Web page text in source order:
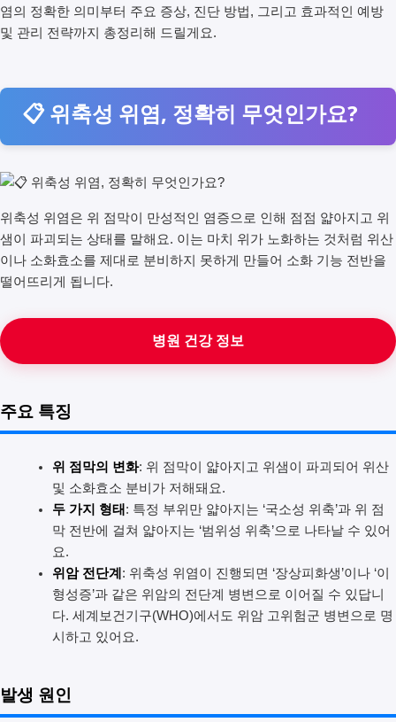
염의 정확한 의미부터 주요 증상, 진단 방법, 그리고 효과적인 예방
및 관리 전략까지 총정리해 드릴게요.
📋 위축성 위염, 정확히 무엇인가요?
위축성 위염은 위 점막이 만성적인 염증으로 인해 점점 얇아지고 위
샘이 파괴되는 상태를 말해요. 이는 마치 위가 노화하는 것처럼 위산
이나 소화효소를 제대로 분비하지 못하게 만들어 소화 기능 전반을
떨어뜨리게 됩니다.
병원 건강 정보
주요 특징
위 점막의 변화: 위 점막이 얇아지고 위샘이 파괴되어 위산
및 소화효소 분비가 저해돼요.
두 가지 형태: 특정 부위만 얇아지는 ‘국소성 위축’과 위 점
막 전반에 걸쳐 얇아지는 ‘범위성 위축’으로 나타날 수 있어
요.
위암 전단계: 위축성 위염이 진행되면 ‘장상피화생’이나 ‘이
형성증’과 같은 위암의 전단계 병변으로 이어질 수 있답니
다. 세계보건기구(WHO)에서도 위암 고위험군 병변으로 명
시하고 있어요.
발생 원인